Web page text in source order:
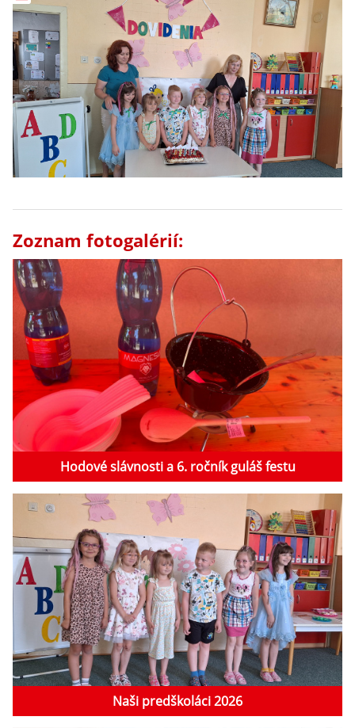
Zoznam fotogalérií:
Hodové slávnosti a 6. ročník guláš festu
Naši predškoláci 2026